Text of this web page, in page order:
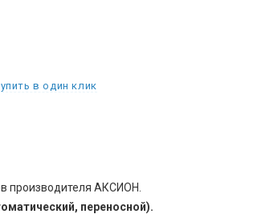
в один клик
производителя АКСИОН.
переносной).